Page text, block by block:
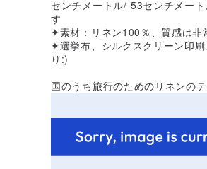
センチメートル/ 53センチメー
す
✦素材：リネン100％、質感は非
✦選挙布、シルクスクリーン印
り:)
国のうち旅行のためのリネンの